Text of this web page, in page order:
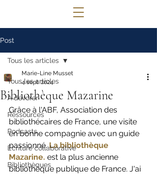
Post
Tous les articles
A dévorer
Ressources
Podcasts
Ecriture collaborative
Bibliothèques
Tous les articles
Bibliothèque Mazarine
Marie-Line Musset
4 sept. 2024
Grâce à l'ABF, Association des
bibliothécaires de France, une visite
en bonne compagnie avec un guide
passionné. La bibliothèque
Mazarine. est la plus ancienne
bibliothèque publique de France. J'ai